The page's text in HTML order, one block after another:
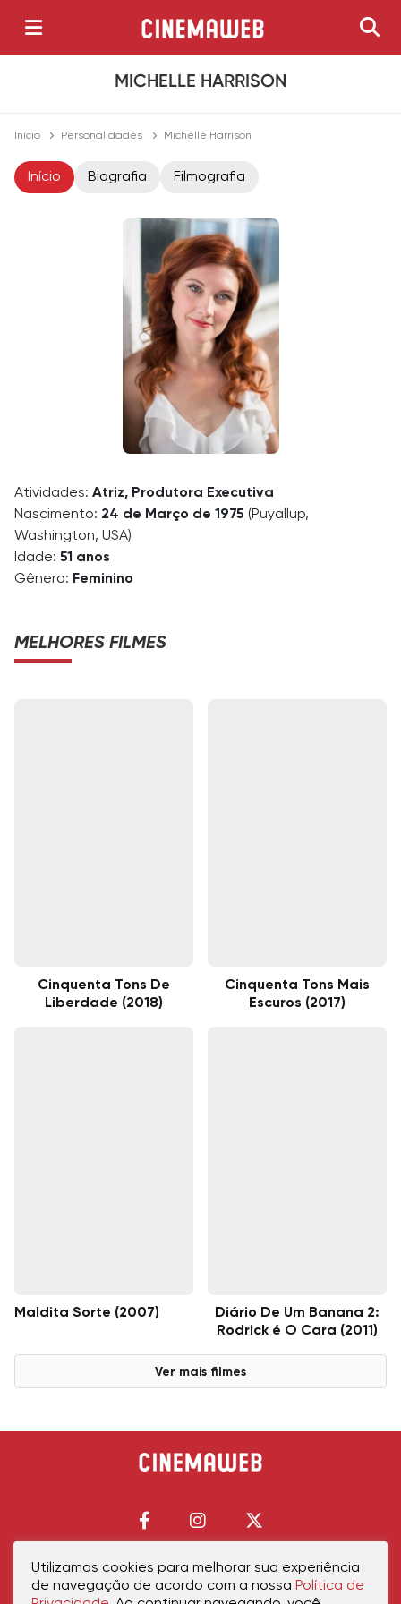
MICHELLE HARRISON
Início Personalidades Michelle Harrison
Início Biografia Filmografia
Atividades: Atriz, Produtora Executiva
Nascimento: 24 de Março de 1975 (Puyallup,
Washington, USA)
Idade: 51 anos
Gênero: Feminino
MELHORES FILMES
Cinquenta Tons De
Liberdade (2018)
Cinquenta Tons Mais
Escuros (2017)
Maldita Sorte (2007)
Diário De Um Banana 2:
Rodrick é O Cara (2011)
Ver mais filmes
Início Política de PrivacidadePolítica de CookiesContatoSobre Nós
Utilizamos cookies para melhorar sua experiência
de navegação de acordo com a nossa Política de